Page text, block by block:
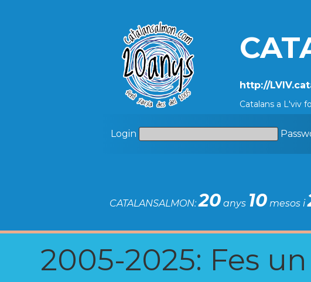
http://
Catalans a L'viv
Login
CATALANSALMON:20anys 10mesos i
2005-2025: Fes